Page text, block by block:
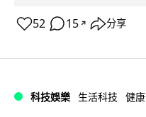
52 15 ↗ 分享
科技娛樂 生活科技 健康